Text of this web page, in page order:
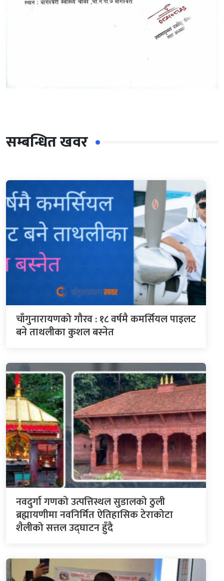
सम्बन्धित खवर
चाँगुनारायणको गौरव : १८ वर्षमै कमर्सियल पाइलट
बने ताथलीका कुशल बस्नेत
नवदुर्गा गणको उत्पत्तिस्थल सुडालको ठुली
ब्रह्मायणीमा नवनिर्मित ऐतिहासिक टेराकोटा
शैलीको सत्तल उद्घाटन हुँदै